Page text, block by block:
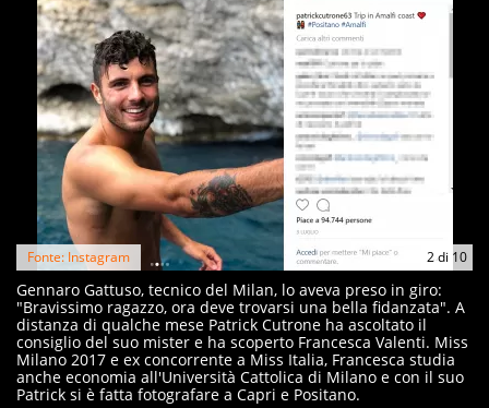
2di 10
Fonte: Instagram
Gennaro Gattuso, tecnico del Milan, lo aveva preso in giro:
"Bravissimo ragazzo, ora deve trovarsi una bella fidanzata". A
distanza di qualche mese Patrick Cutrone ha ascoltato il
consiglio del suo mister e ha scoperto Francesca Valenti. Miss
Milano 2017 e ex concorrente a Miss Italia, Francesca studia
anche economia all'Università Cattolica di Milano e con il suo
Patrick si è fatta fotografare a Capri e Positano.